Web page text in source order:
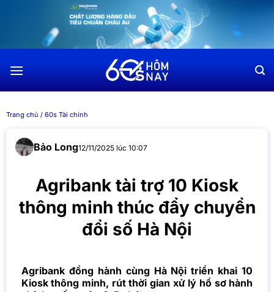
dung
Trang chủ / 60s Tài chính
Bảo Long12/11/2025 lúc 10:07
Agribank tài trợ 10 Kiosk
thông minh thúc đẩy chuyển
đổi số Hà Nội
Agribank đồng hành cùng Hà Nội triển khai 10
Kiosk thông minh, rút thời gian xử lý hồ sơ hành